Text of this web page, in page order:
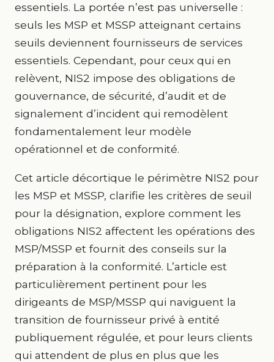
essentiels. La portée n’est pas universelle :
seuls les MSP et MSSP atteignant certains
seuils deviennent fournisseurs de services
essentiels. Cependant, pour ceux qui en
relèvent, NIS2 impose des obligations de
gouvernance, de sécurité, d’audit et de
signalement d’incident qui remodèlent
fondamentalement leur modèle
opérationnel et de conformité.
Cet article décortique le périmètre NIS2 pour
les MSP et MSSP, clarifie les critères de seuil
pour la désignation, explore comment les
obligations NIS2 affectent les opérations des
MSP/MSSP et fournit des conseils sur la
préparation à la conformité. L’article est
particulièrement pertinent pour les
dirigeants de MSP/MSSP qui naviguent la
transition de fournisseur privé à entité
publiquement régulée, et pour leurs clients
qui attendent de plus en plus que les